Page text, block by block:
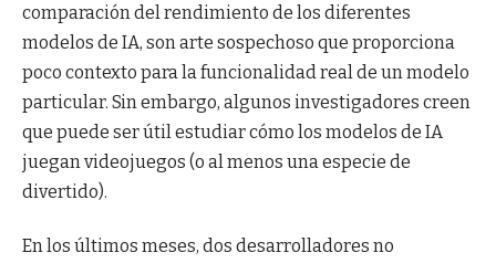
comparación del rendimiento de los diferentes
modelos de IA, son arte sospechoso que proporciona
poco contexto para la funcionalidad real de un modelo
particular. Sin embargo, algunos investigadores creen
que puede ser útil estudiar cómo los modelos de IA
juegan videojuegos (o al menos una especie de
divertido).
En los últimos meses, dos desarrolladores no